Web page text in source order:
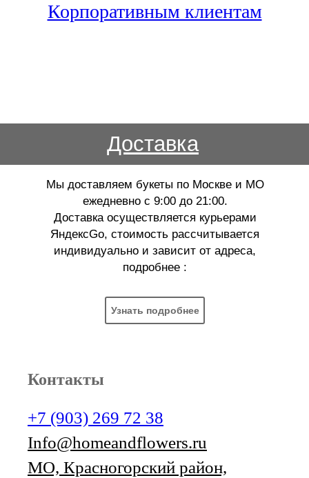
Корпоративным клиентам
Доставка
Мы доставляем букеты по Москве и МО
ежедневно с 9:00 до 21:00.
Доставка осуществляется курьерами
ЯндексGo, стоимость рассчитывается
индивидуально и зависит от адреса,
подробнее :
Узнать подробнее
Контакты
+7 (903) 269 72 38
Info@homeandflowers.ru
МО, Красногорский район,